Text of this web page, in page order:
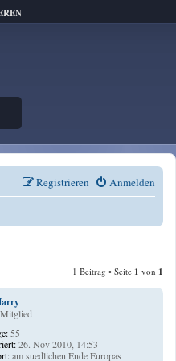
Anmelden
Registrieren
1 Beitrag • Seite 1 von 1
55
26. Nov 2010, 14:53
am suedlichen Ende Europas